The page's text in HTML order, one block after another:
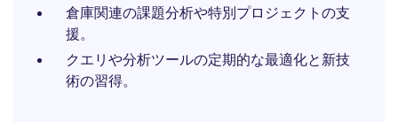
倉庫関連の課題分析や特別プロジェクトの支
援。
クエリや分析ツールの定期的な最適化と新技
術の習得。